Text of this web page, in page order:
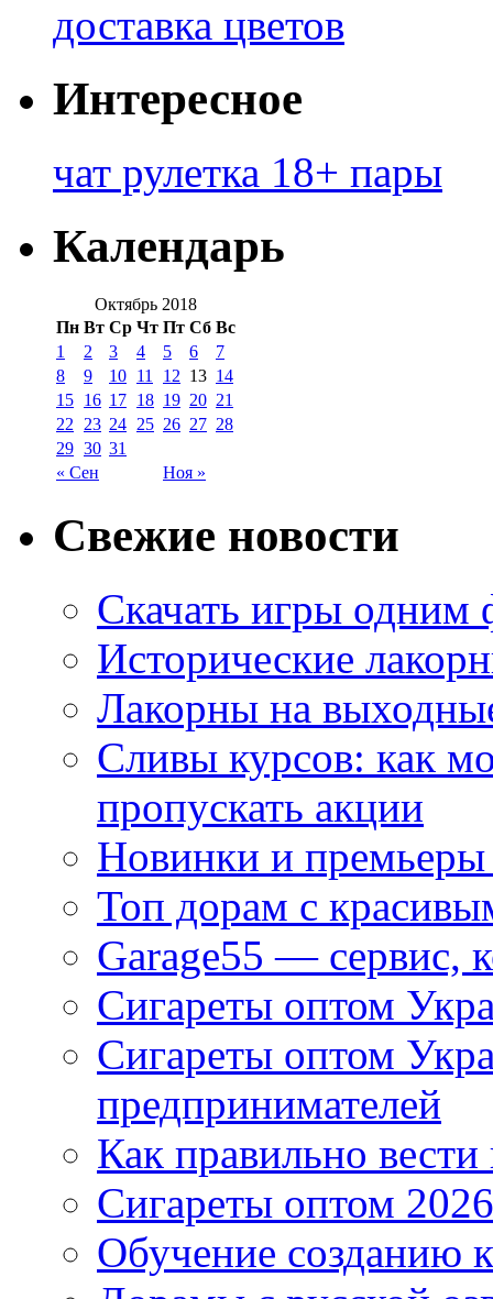
доставка цветов
Интересное
чат рулетка 18+ пары
Календарь
Октябрь 2018
Пн Вт Ср Чт Пт Сб Вс
« Сен Ноя »
1 2 3 4 5 6
7
8
9 10 11 12 13 14
15 16 17 18 19 20 21
22
23 24 25 26 27 28
29 30 31
Свежие новости
Скачать игры одним
Исторические
Лакорны на
Сливы курсов: как
пропускать акции
Новинки и
Топ дорам с
Garage55 — сервис,
Сигареты оптом
Сигареты оптом
предпринимателей
Как правильно
Сигареты оптом
Обучение созданию